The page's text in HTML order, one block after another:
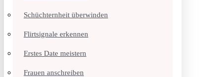
Schüchternheit überwinden
Flirtsignale erkennen
Erstes Date meistern
Frauen anschreiben